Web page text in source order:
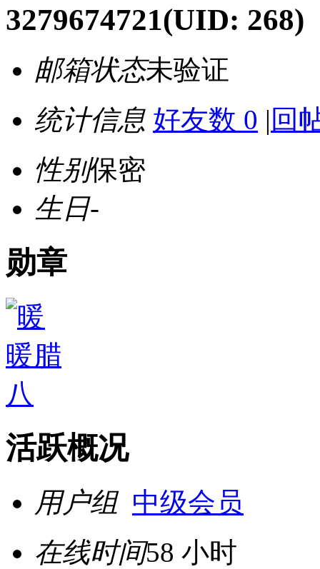
3279674721(UID: 268)
邮箱状态未验证
统计信息 好友数 0 | 回
性别保密
生日-
勋章
活跃概况
用户组 中级会员
在线时间58 小时